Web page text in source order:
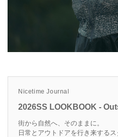
Nicetime Journal
2026SS LOOKBOOK -
街から自然へ、そのままに。
日常とアウトドアを行き来するス